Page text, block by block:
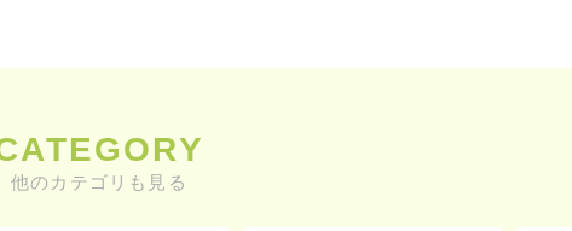
他のカテゴリも見る